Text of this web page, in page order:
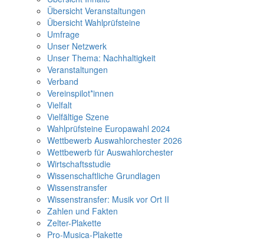
Übersicht Veranstaltungen
Übersicht Wahlprüfsteine
Umfrage
Unser Netzwerk
Unser Thema: Nachhaltigkeit
Veranstaltungen
Verband
Vereinspilot*innen
Vielfalt
Vielfältige Szene
Wahlprüfsteine Europawahl 2024
Wettbewerb Auswahlorchester 2026
Wettbewerb für Auswahlorchester
Wirtschaftsstudie
Wissenschaftliche Grundlagen
Wissenstransfer
Wissenstransfer: Musik vor Ort II
Zahlen und Fakten
Zelter-Plakette
Pro-Musica-Plakette